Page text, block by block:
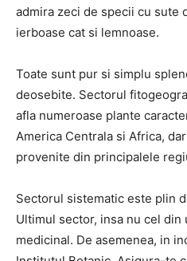
admira zeci de specii cu sute
ierboase cat si lemnoase.
Toate sunt pur si simplu
deosebite. Sectorul
afla numeroase plante
America Centrala si Africa,
provenite din principalele
Sectorul sistematic este plin
Ultimul sector, insa nu cel
medicinal. De asemenea, in